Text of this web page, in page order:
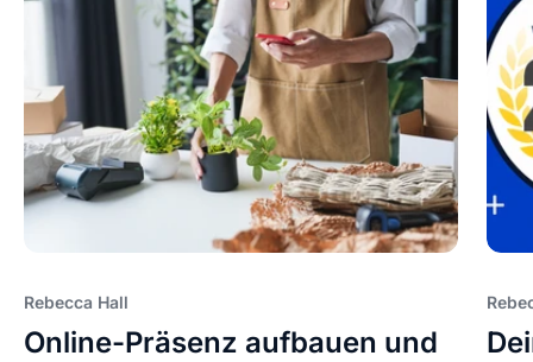
Rebecca Hall
Online-Präsenz aufbauen und